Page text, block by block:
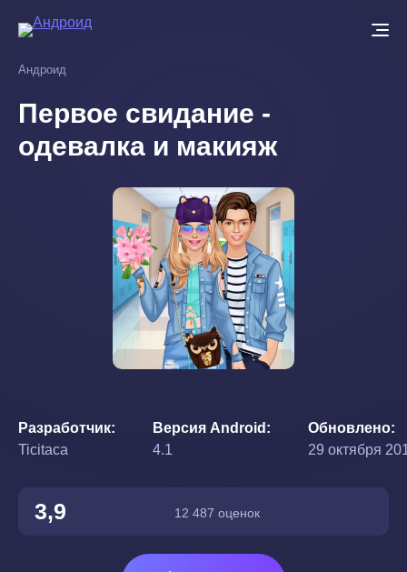
основному
Андроид
Первое свидание -
одевалка и макияж
Разработчик
Ticitaca
Версия Android
4.1
Обновлено
29 октября
3,9 12 487 оценок